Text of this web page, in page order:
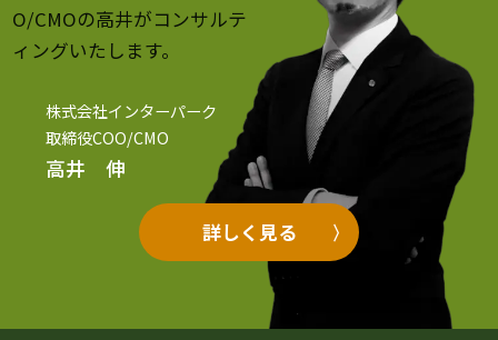
O/CMOの高井がコンサルテ
ィングいたします。
株式会社インターパーク
取締役COO/CMO
高井 伸
詳しく見る